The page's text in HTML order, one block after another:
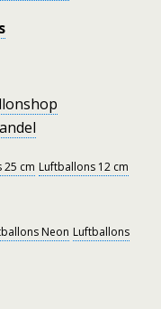
25 cm Luftballons 12 cm
Neon Luftballons